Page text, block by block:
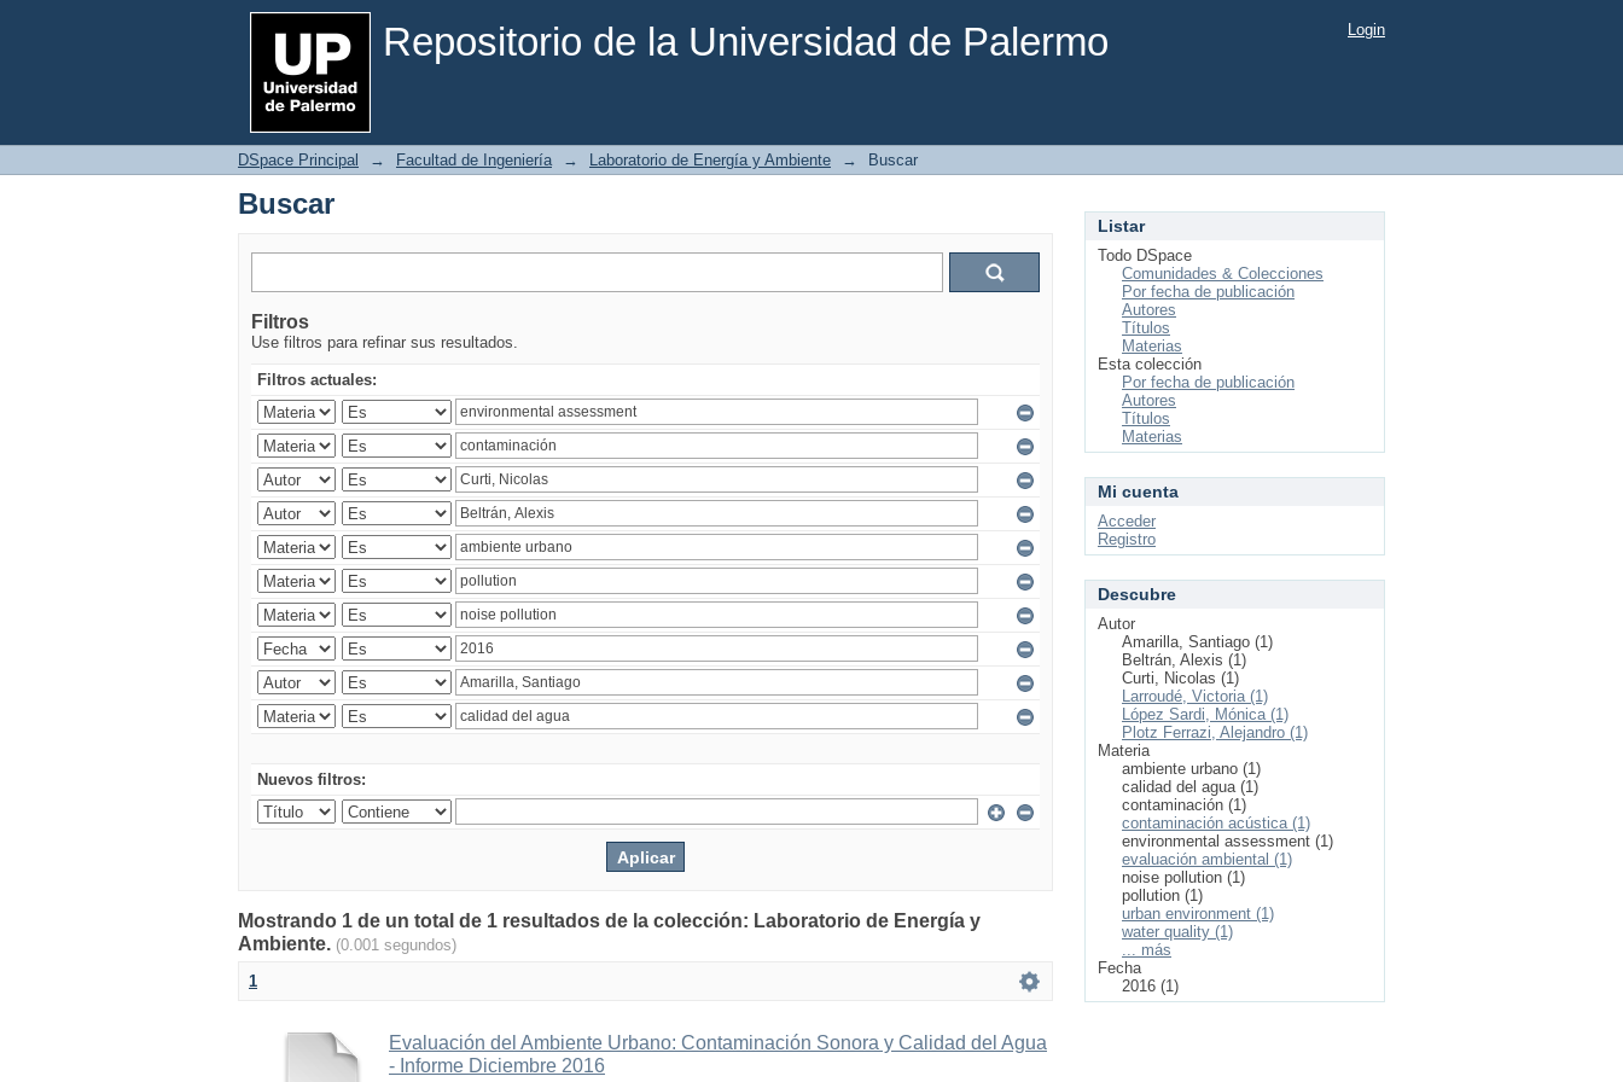
Repositorio de la Universidad de Palermo
Buscar Login
DSpace Principal → Facultad de Ingeniería → Laboratorio de Energía y Ambiente → Buscar
Buscar
Filtros
Use filtros para refinar sus resultados.
Filtros actuales:
Nuevos filtros:
Mostrando 1 de un total de 1 resultados de la colección: Laboratorio de Energía y
Ambiente. (0.001 segundos)
1
Evaluación del Ambiente Urbano: Contaminación Sonora y Calidad del Agua
- Informe Diciembre 2016
Listar
Todo DSpace
Comunidades & Colecciones
Por fecha de publicación
Autores
Títulos
Materias
Esta colección
Por fecha de publicación
Autores
Títulos
Materias
Mi cuenta
Acceder
Registro
Descubre
Autor
Amarilla, Santiago (1)
Beltrán, Alexis (1)
Curti, Nicolas (1)
Larroudé, Victoria (1)
López Sardi, Mónica (1)
Plotz Ferrazi, Alejandro (1)
Materia
ambiente urbano (1)
calidad del agua (1)
contaminación (1)
contaminación acústica (1)
environmental assessment (1)
evaluación ambiental (1)
noise pollution (1)
pollution (1)
urban environment (1)
water quality (1)
... más
Fecha
2016 (1)